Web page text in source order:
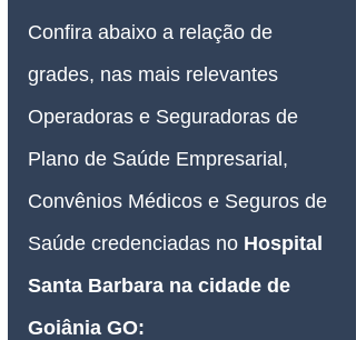
Confira abaixo a relação de
grades, nas mais relevantes
Operadoras e Seguradoras de
Plano de Saúde Empresarial,
Convênios Médicos e Seguros de
Saúde credenciadas no Hospital
Santa Barbara na cidade de
Goiânia GO: